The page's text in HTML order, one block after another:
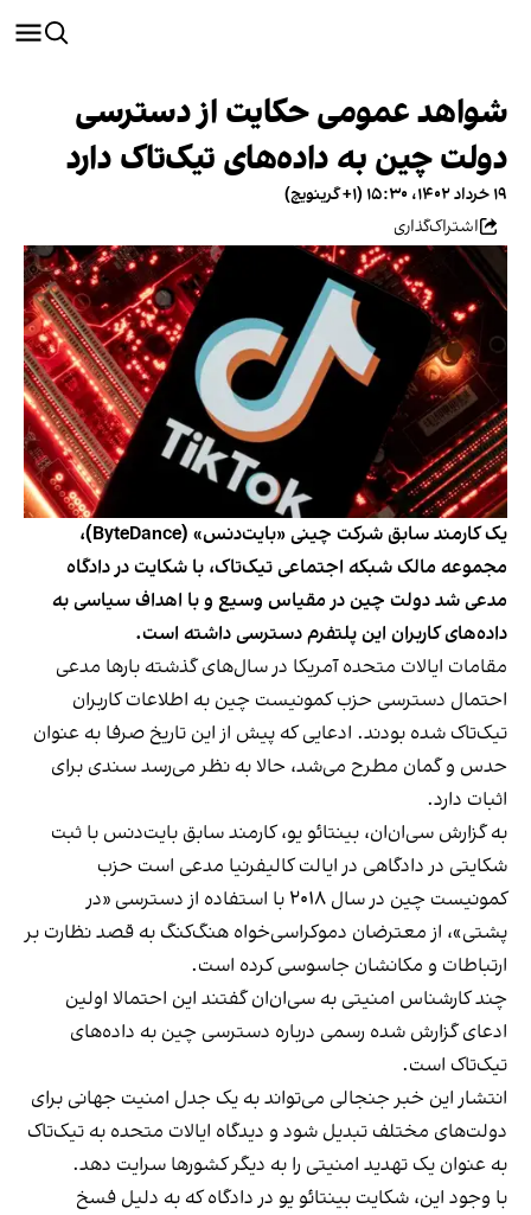
شواهد عمومی حکایت از دسترسی
دولت چین به داده‌های تیک‌تاک دارد
۱۹ خرداد ۱۴۰۲، ۱۵:۳۰ (‎+۱ گرینویچ)
اشتراک‌گذاری
یک کارمند سابق شرکت چینی «بایت‌دنس» (ByteDance)،
مجموعه مالک شبکه اجتماعی تیک‌تاک، با شکایت در دادگاه
مدعی شد دولت چین در مقیاس وسیع و با اهداف سیاسی به
داده‌های کاربران این پلتفرم دسترسی داشته است.
مقامات ایالات متحده آمریکا در سال‌های گذشته بارها مدعی
احتمال دسترسی حزب کمونیست چین به اطلاعات کاربران
تیک‌تاک شده بودند. ادعایی که پیش از این تاریخ صرفا به عنوان
حدس و گمان مطرح می‌شد، حالا به نظر می‌رسد سندی برای
اثبات دارد.
به گزارش سی‌ان‌ان، بینتائو یو، کارمند سابق بایت‌دنس با ثبت
شکایتی در دادگاهی در ایالت کالیفرنیا مدعی است حزب
کمونیست چین در سال ۲۰۱۸ با استفاده از دسترسی «در
پشتی»، از معترضان دموکراسی‌خواه هنگ‌کنگ به قصد نظارت بر
ارتباطات و مکانشان جاسوسی کرده است.
چند کارشناس امنیتی به سی‌ان‌ان گفتند این احتمالا اولین
ادعای گزارش شده رسمی درباره دسترسی چین به داده‌های
تیک‌تاک است.
انتشار این خبر جنجالی می‌تواند به یک جدل امنیت جهانی برای
دولت‌های مختلف تبدیل شود و دیدگاه ایالات متحده به تیک‌تاک
به عنوان یک تهدید امنیتی را به دیگر کشورها سرایت دهد.
با وجود این، شکایت بینتائو یو در دادگاه که به دلیل فسخ